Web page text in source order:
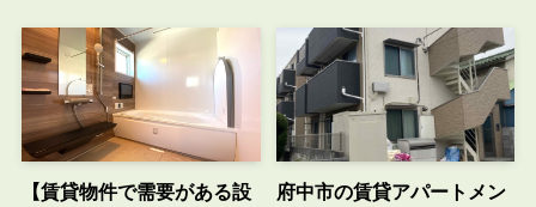
【賃貸物件で需要がある設
府中市の賃貸アパートメン